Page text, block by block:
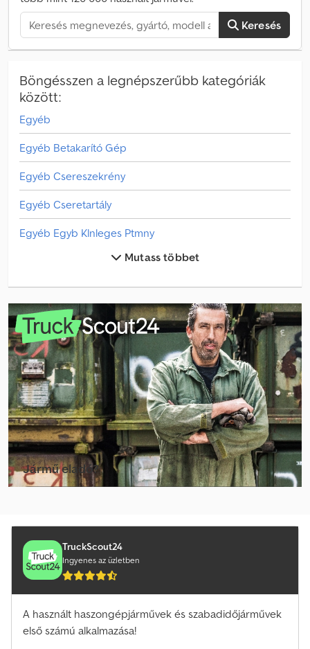
Keresés
Böngésszen a legnépszerűbb kategóriák
között:
Egyéb
Egyéb Betakarító Gép
Egyéb Csereszekrény
Egyéb Cseretartály
Egyéb Egyb Klnleges Ptmny
Egyéb Fa Szállító
Egyéb Könnyu Szállító
Egyéb Legördülős Szállító
Egyéb Magas Emelokocsi
Egyéb Növényvédelmi & Műtrágyázó Gép
Egyéb Prés
Egyéb Speciális Járművek
Egyéb Szabván Felépítmény
Egyéb Szekér
Egyéb Szita/Aprítómu
Egyéb Tuzoltó/Mento
Mutass többet
Jármű eladó?
TruckScout24
Ingyenes az üzletben
A használt haszongépjárművek és szabadidőjárművek
első számú alkalmazása!